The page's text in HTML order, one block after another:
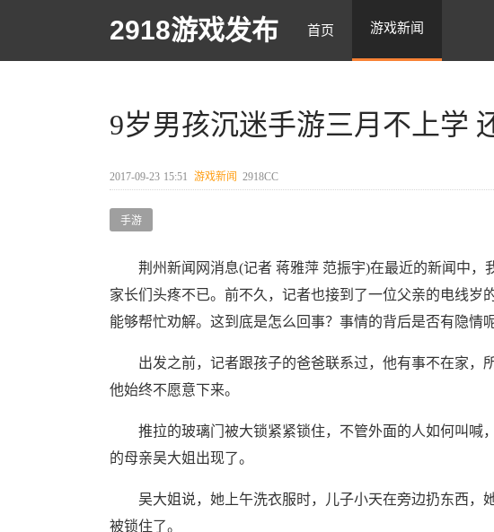
2918游戏发布 首页 游戏新闻
9岁男孩沉迷手游三月不上学
2017-09-23 15:51 游戏新闻 2918CC
手游
荆州新闻网消息(记者 蒋雅萍 范振宇)在最近的新闻中，
家长们头疼不已。前不久，记者也接到了一位父亲的电线岁
能够帮忙劝解。这到底是怎么回事？事情的背后是否有隐情
出发之前，记者跟孩子的爸爸联系过，他有事不在家，所
他始终不愿意下来。
推拉的玻璃门被大锁紧紧锁住，不管外面的人如何叫喊
的母亲吴大姐出现了。
吴大姐说，她上午洗衣服时，儿子小天在旁边扔东西，
被锁住了。